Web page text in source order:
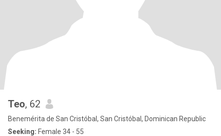
Teo, 62
Benemérita de San Cristóbal, San Cristóbal, Dominican Republic
Seeking: Female 34 - 55